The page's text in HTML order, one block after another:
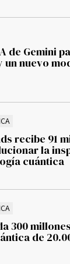
de Gemini
un nuevo
recibe 91
la
cuántica
300
de